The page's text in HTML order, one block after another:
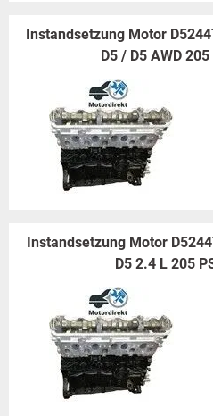
Instandsetzung Motor
D5 / D5 AWD
Instandsetzung Motor
D5 2.4 L 205